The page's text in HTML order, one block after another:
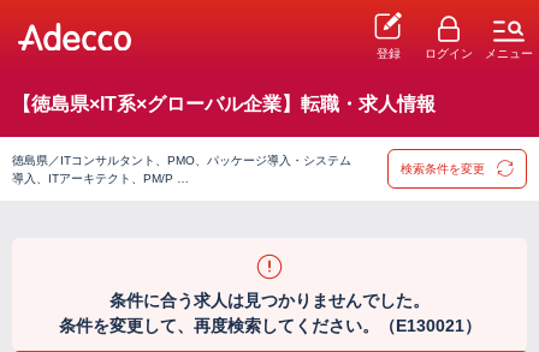
登録 ログイン メニュー
【徳島県×IT系×グローバル企業】転職・求人情報
徳島県／ITコンサルタント、PMO、パッケージ導入・システム
導入、ITアーキテクト、PM/P …
検索条件を変更
条件に合う求人は見つかりませんでした。
条件を変更して、再度検索してください。（E130021）